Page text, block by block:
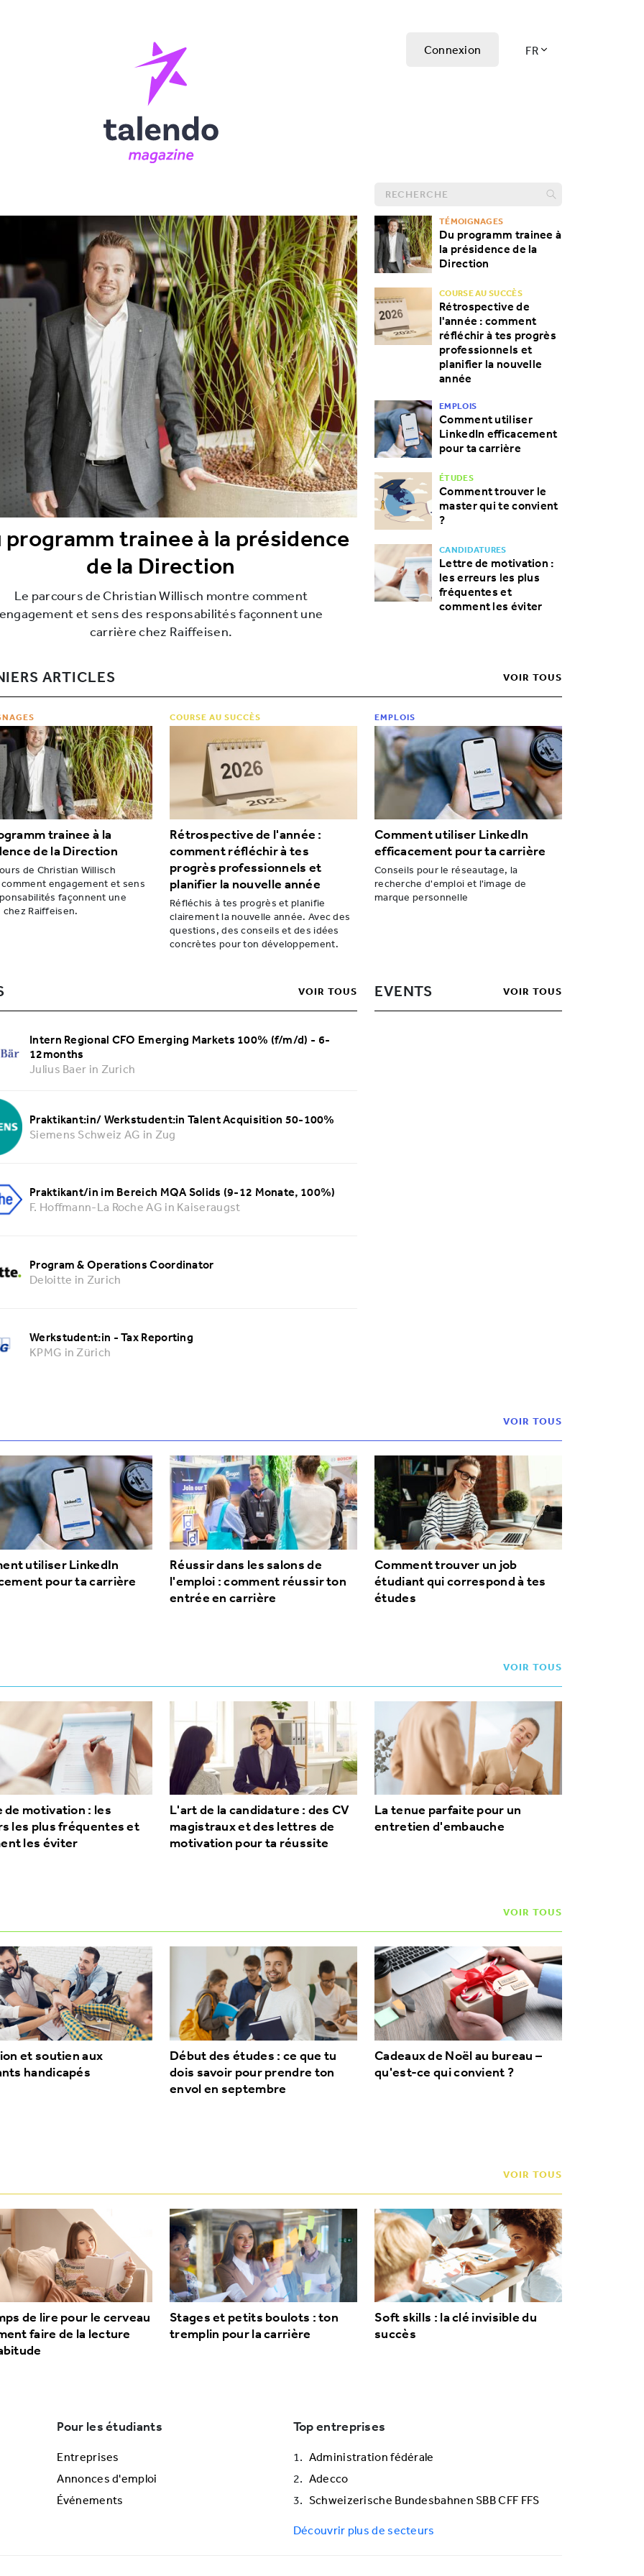
Connexion FR
programm trainee à la présidence
de la Direction
Le parcours de Christian Willisch montre comment
et sens des responsabilités façonnent une
carrière chez Raiffeisen.
TÉMOIGNAGES
Du programm trainee à
la présidence de la
Direction
COURSE AU SUCCÈS
Rétrospective de
l'année : comment
réfléchir à tes progrès
professionnels et
planifier la nouvelle
année
EMPLOIS
Comment utiliser
LinkedIn efficacement
pour ta carrière
ÉTUDES
Comment trouver le
master qui te convient
?
CANDIDATURES
Lettre de motivation :
les erreurs les plus
fréquentes et
comment les éviter
ARTICLES VOIR TOUS
trainee à la
de la Direction
de Christian Willisch
engagement et sens
façonnent une
chez Raiffeisen.
COURSE AU SUCCÈS
Rétrospective de l'année :
comment réfléchir à tes
progrès professionnels et
planifier la nouvelle année
Réfléchis à tes progrès et planifie
clairement la nouvelle année. Avec des
questions, des conseils et des idées
concrètes pour ton développement.
EMPLOIS
Comment utiliser LinkedIn
efficacement pour ta carrière
Conseils pour le réseautage, la
recherche d'emploi et l'image de
marque personnelle
VOIR TOUS
Intern Regional CFO Emerging Markets 100% (f/m/d) - 6-
12months
Julius Baer in Zurich
Praktikant:in/ Werkstudent:in Talent Acquisition 50-100%
Siemens Schweiz AG in Zug
Praktikant/in im Bereich MQA Solids (9-12 Monate, 100%)
F. Hoffmann-La Roche AG in Kaiseraugst
Program & Operations Coordinator
Deloitte in Zurich
Werkstudent:in - Tax Reporting
KPMG in Zürich
EVENTS VOIR TOUS
VOIR TOUS
utiliser LinkedIn
pour ta carrière
Réussir dans les salons de
l'emploi : comment réussir ton
entrée en carrière
Comment trouver un job
étudiant qui correspond à tes
études
VOIR TOUS
motivation : les
les plus fréquentes et
les éviter
L'art de la candidature : des CV
magistraux et des lettres de
motivation pour ta réussite
La tenue parfaite pour un
entretien d'embauche
VOIR TOUS
et soutien aux
handicapés
Début des études : ce que tu
dois savoir pour prendre ton
envol en septembre
Cadeaux de Noël au bureau –
qu'est-ce qui convient ?
VOIR TOUS
de lire pour le cerveau
faire de la lecture
Stages et petits boulots : ton
tremplin pour la carrière
Soft skills : la clé invisible du
succès
Pour les étudiants
Entreprises
Annonces d'emploi
Événements
Top entreprises
Administration fédérale
Adecco
Schweizerische Bundesbahnen SBB CFF FFS
Découvrir plus de secteurs